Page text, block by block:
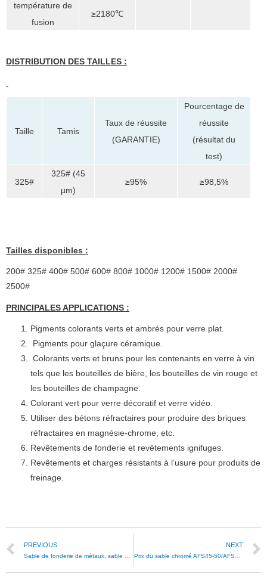
température de
fusion
≥2180℃
DISTRIBUTION DES TAILLES :
Taille Tamis
Taux de réussite
(GARANTIE)
Pourcentage de
réussite
(résultat du
test)
325#
325# (45
µm)
≥95% ≥98,5%
Tailles disponibles :
200# 325# 400# 500# 600# 800# 1000# 1200# 1500# 2000#
2500#
PRINCIPALES APPLICATIONS :
Pigments colorants verts et ambrés pour verre plat.
Pigments pour glaçure céramique.
Colorants verts et bruns pour les contenants en verre à vin
tels que les bouteilles de bière, les bouteilles de vin rouge et
les bouteilles de champagne.
Colorant vert pour verre décoratif et verre vidéo.
Utiliser des bétons réfractaires pour produire des briques
réfractaires en magnésie-chrome, etc.
Revêtements de fonderie et revêtements ignifuges.
Revêtements et charges résistants à l’usure pour produits de
freinage.
PREVIOUS
Sable de fonderie de métaux, sable de chromite
NEXT
Prix ​​du sable chromé AFS45-50/AFS45-55